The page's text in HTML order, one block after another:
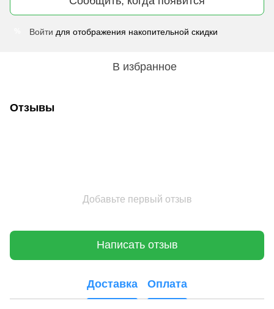
Войти для отображения накопительной скидки
В избранное
Отзывы
Добавьте первый отзыв
Написать отзыв
Доставка Оплата